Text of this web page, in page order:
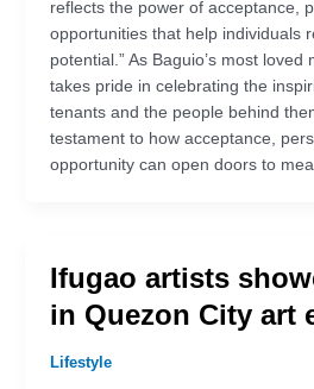
reflects the power of acceptance,
opportunities that help individuals
potential.” As Baguio’s most loved
takes pride in celebrating the
tenants and the people behind
testament to how acceptance,
opportunity can open doors to
Ifugao artists
in Quezon City art
Lifestyle